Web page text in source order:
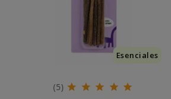
Esenciales
(5)